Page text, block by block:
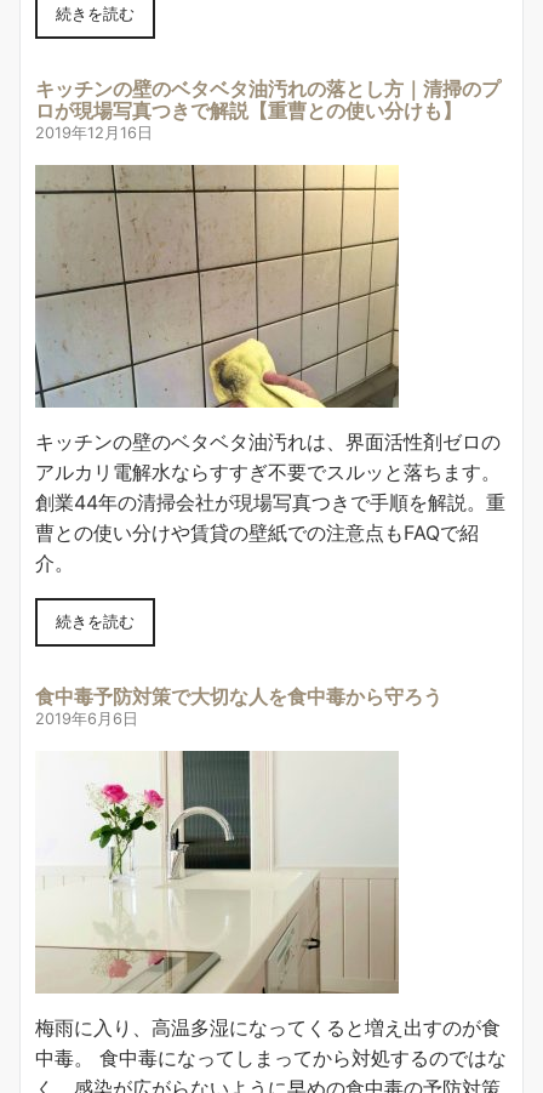
続きを読む
キッチンの壁のベタベタ油汚れの落とし方｜清掃のプ
ロが現場写真つきで解説【重曹との使い分けも】
2019年12月16日
キッチンの壁のベタベタ油汚れは、界面活性剤ゼロの
アルカリ電解水ならすすぎ不要でスルッと落ちます。
創業44年の清掃会社が現場写真つきで手順を解説。重
曹との使い分けや賃貸の壁紙での注意点もFAQで紹
介。
続きを読む
食中毒予防対策で大切な人を食中毒から守ろう
2019年6月6日
梅雨に入り、高温多湿になってくると増え出すのが食
中毒。 食中毒になってしまってから対処するのではな
く、感染が広がらないように早めの食中毒の予防対策